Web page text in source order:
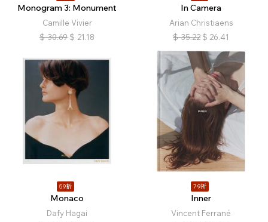
Monogram 3: Monument
Camille Vivier
$ 30.69 $ 21.18
In Camera
Arian Christiaens
$ 35.22 $ 26.41
59折
Monaco
Dafy Hagai
79折
Inner
Vincent Ferrané